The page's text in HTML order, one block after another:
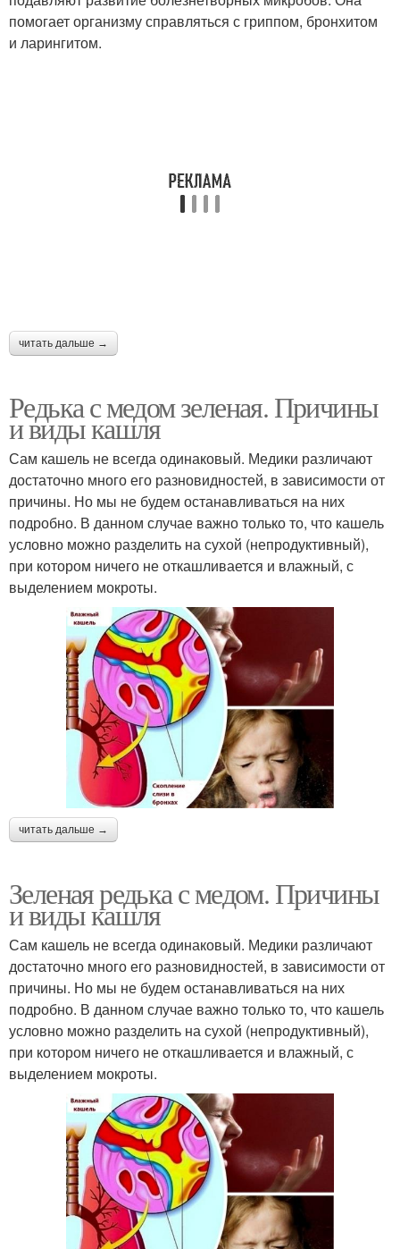
помогает организму справляться с гриппом, бронхитом
и ларингитом.
читать дальше →
Редька с медом зеленая. Причины
и виды кашля
Сам кашель не всегда одинаковый. Медики различают
достаточно много его разновидностей, в зависимости от
причины. Но мы не будем останавливаться на них
подробно. В данном случае важно только то, что кашель
условно можно разделить на сухой (непродуктивный),
при котором ничего не откашливается и влажный, с
выделением мокроты.
читать дальше →
Зеленая редька с медом. Причины
и виды кашля
Сам кашель не всегда одинаковый. Медики различают
достаточно много его разновидностей, в зависимости от
причины. Но мы не будем останавливаться на них
подробно. В данном случае важно только то, что кашель
условно можно разделить на сухой (непродуктивный),
при котором ничего не откашливается и влажный, с
выделением мокроты.